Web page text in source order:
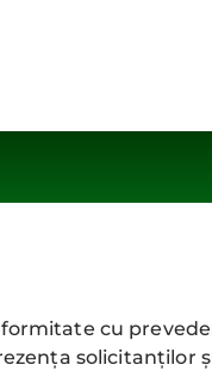
cu
solicitanților